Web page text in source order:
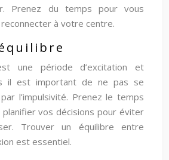
Prenez du temps pour vous
à votre centre.
une période d’excitation et
il est important de ne pas se
l’impulsivité. Prenez le temps
vos décisions pour éviter
Trouver un équilibre entre
est essentiel.